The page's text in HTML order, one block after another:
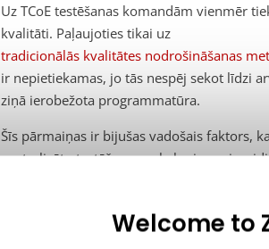
Uz TCoE testēšanas komandām vienmēr
kvalitāti. Paļaujoties tikai uz
tradicionālās kvalitātes nodrošināšanas
ir nepietiekamas, jo tās nespēj sekot līdzi
ziņā ierobežota programmatūra.
Šīs pārmaiņas ir bijušas vadošais faktors,
centralizētu testēšanas pakalpojumu
Welcome to